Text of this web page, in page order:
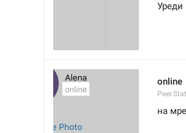
Уреди
online
на